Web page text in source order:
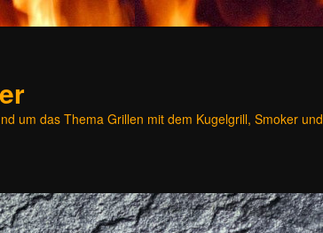
um das Thema Grillen mit dem Kugelgrill, Smoker und